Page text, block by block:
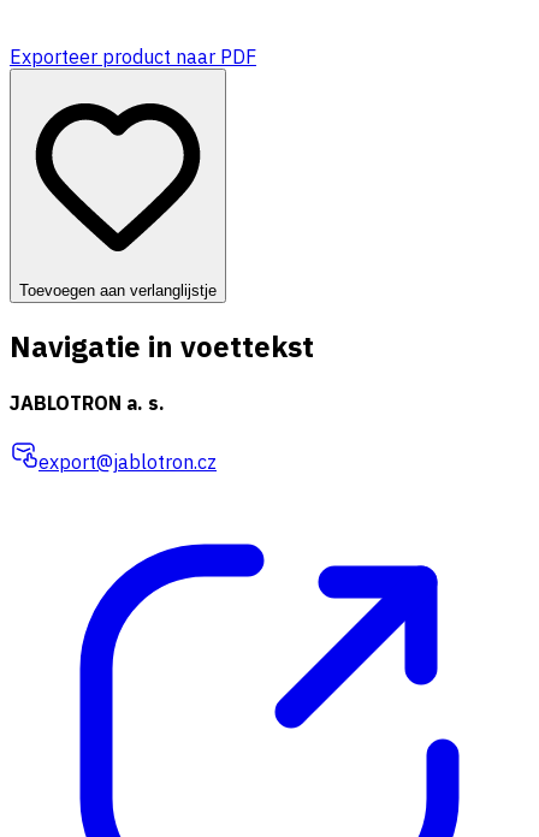
Exporteer product naar PDF
Toevoegen aan verlanglijstje
Navigatie in voettekst
JABLOTRON a. s.
export@jablotron.cz